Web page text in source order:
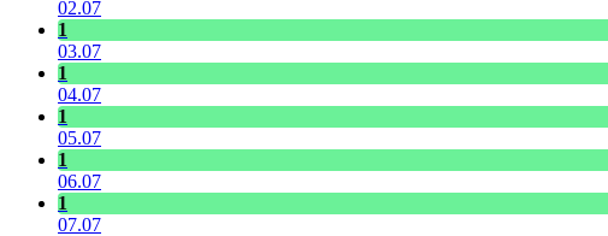
02.07
1
03.07
1
04.07
1
05.07
1
06.07
1
07.07